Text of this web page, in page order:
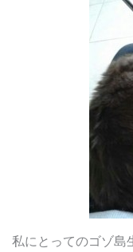
私にとってのゴゾ島